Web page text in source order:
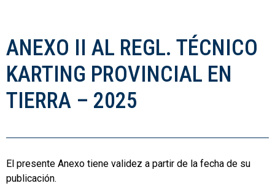
ANEXO II AL REGL. TÉCNICO
KARTING PROVINCIAL EN
TIERRA – 2025
El presente Anexo tiene validez a partir de la fecha de su
publicación.